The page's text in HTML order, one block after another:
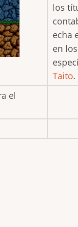
los
echa
en
Taito.
el